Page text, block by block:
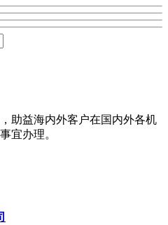
助益海内外客户在国内外各机
宜办理。